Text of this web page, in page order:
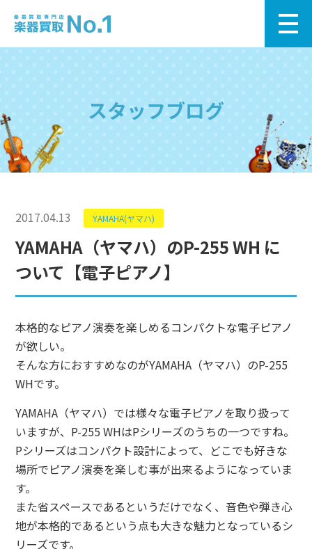
スタッフブログ
2017.04.13 YAMAHA(ヤマハ)
YAMAHA（ヤマハ）のP-255 WH に
ついて【電子ピアノ】
本格的なピアノ演奏を楽しめるコンパクトな電子ピアノ
が欲しい。
そんな方におすすめなのがYAMAHA（ヤマハ）のP-255
WHです。
YAMAHA（ヤマハ）では様々な電子ピアノを取り扱って
いますが、P-255 WHはPシリーズのうちの一つですね。
Pシリーズはコンパクト設計によって、どこでも好きな
場所でピアノ演奏を楽しむ事が出来るようになっていま
す。
また省スペースであるというだけでなく、音色や弾き心
地が本格的であるという点も大きな魅力となっているシ
リーズです。